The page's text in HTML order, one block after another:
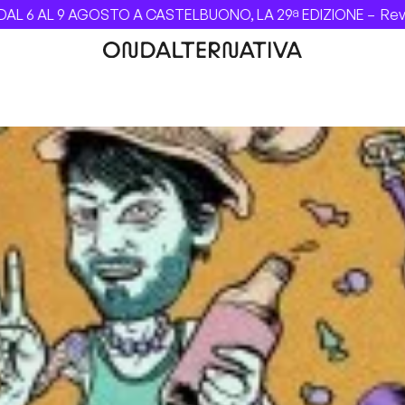
A CASTELBUONO, LA 29ª EDIZIONE –Revolver dei